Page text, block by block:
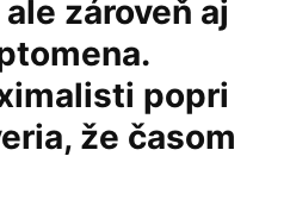
zároveň aj
popri
že časom